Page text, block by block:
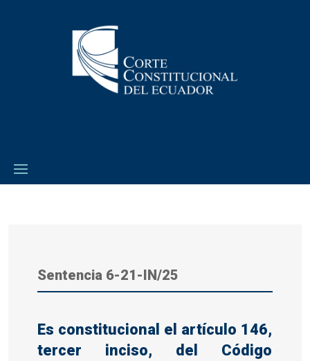
Sentencia 6-21-IN/25
Es constitucional el artículo 146,
tercer inciso, del Código